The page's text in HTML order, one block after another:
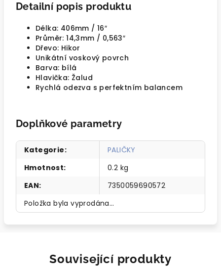
Detailní popis produktu
Délka: 406mm / 16″
Průměr: 14,3mm / 0,563″
Dřevo: Hikor
Unikátní voskový povrch
Barva: bílá
Hlavička: Žalud
Rychlá odezva s perfektním balancem
Doplňkové parametry
Kategorie:
PALIČKY
Hmotnost:
0.2 kg
EAN:
7350059690572
Položka byla vyprodána…
Související produkty